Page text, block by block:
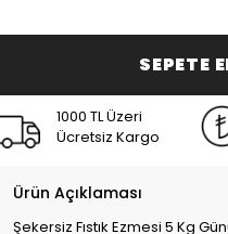
SEPETE
1000 TL Üzeri
Ücretsiz Kargo
Ürün Açıklaması
Şekersiz Fıstık Ezmesi 5 Kg